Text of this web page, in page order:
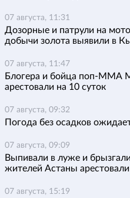
07 августа, 11:31
Дозорные и патрули на
добычи золота выявили в
07 августа, 11:47
Блогера и бойца поп-ММА
арестовали на 10 суток
07 августа, 09:32
Погода без осадков
07 августа, 09:09
Выпивали в луже и
жителей Астаны
07 августа, 15:19